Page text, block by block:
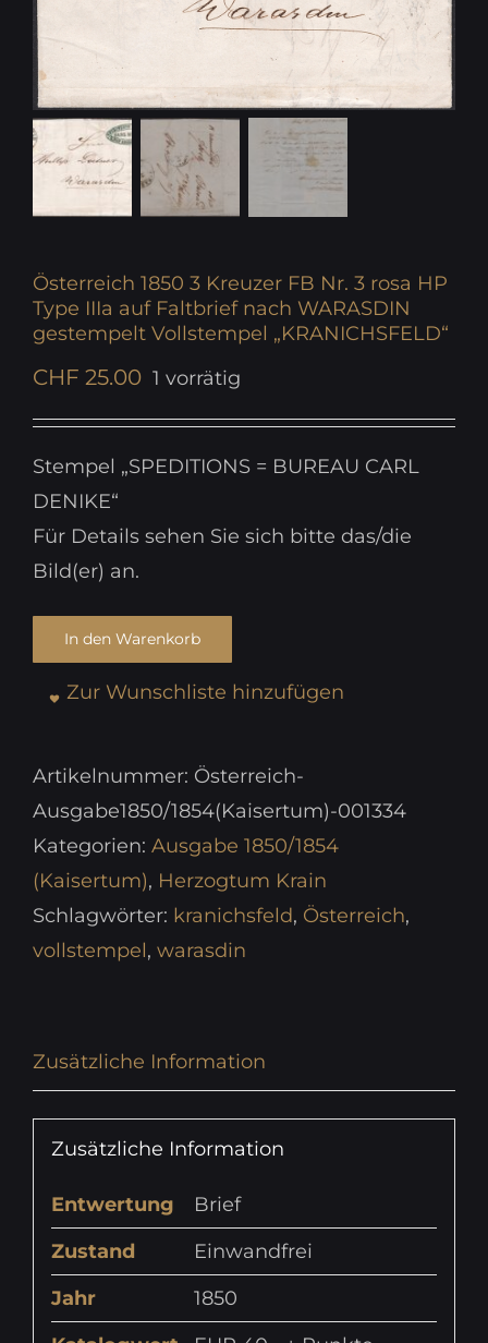
Österreich 1850 3 Kreuzer FB Nr. 3 rosa HP
Type IIIa auf Faltbrief nach WARASDIN
gestempelt Vollstempel „KRANICHSFELD“
CHF 25.00 1 vorrätig
Stempel „SPEDITIONS = BUREAU CARL
DENIKE“
Für Details sehen Sie sich bitte das/die
Bild(er) an.
In den Warenkorb
Zur Wunschliste hinzufügen
Artikelnummer: Österreich-
Ausgabe1850/1854(Kaisertum)-001334
Kategorien: Ausgabe 1850/1854
(Kaisertum), Herzogtum Krain
Schlagwörter: kranichsfeld, Österreich,
vollstempel, warasdin
Zusätzliche Information
Zusätzliche Information
Entwertung
Brief
Zustand
Einwandfrei
Jahr
1850